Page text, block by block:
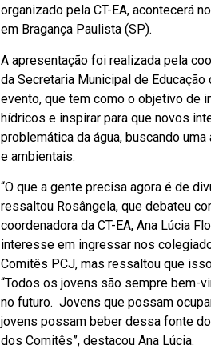
organizado pela CT-EA, acontecerá
em Bragança Paulista (SP).
A apresentação foi realizada pela
da Secretaria Municipal de
evento, que tem como o objetivo de
hídricos e inspirar para que novos
problemática da água, buscando
e ambientais.
“O que a gente precisa agora é de
ressaltou Rosângela, que debateu
coordenadora da CT-EA, Ana Lúcia
interesse em ingressar nos
Comitês PCJ, mas ressaltou que
“Todos os jovens são sempre bem-
no futuro. Jovens que possam
jovens possam beber dessa fonte
dos Comitês”, destacou Ana Lúcia.